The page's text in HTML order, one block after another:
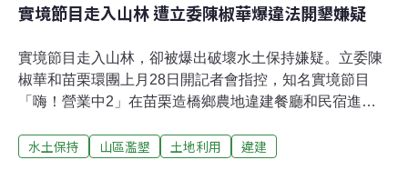
實境節目走入山林 遭立委陳椒華爆違法開墾嫌疑
實境節目走入山林，卻被爆出破壞水土保持嫌疑。立委陳
椒華和苗栗環團上月28日開記者會指控，知名實境節目
「嗨！營業中2」在苗栗造橋鄉農地違建餐廳和民宿進行
地保育利用條例、森林法等多項法規。陳椒華批評，經多
水土保持 山區濫墾 土地利用 違建